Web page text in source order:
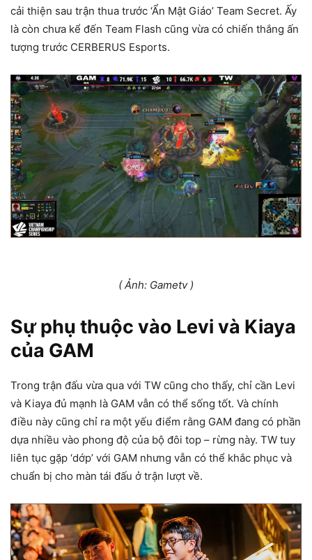
cải thiện sau trận thua trước ‘Ẩn Mật Giáo’ Team Secret. Ấy
là còn chưa kể đến Team Flash cũng vừa có chiến thắng ấn
tượng trước CERBERUS Esports.
( Ảnh: Gametv )
Sự phụ thuộc vào Levi và Kiaya
của GAM
Trong trận đấu vừa qua với TW cũng cho thấy, chỉ cần Levi
và Kiaya đủ mạnh là GAM vẫn có thể sống tốt. Và chính
điều này cũng chỉ ra một yếu điểm rằng GAM đang có phần
dựa nhiều vào phong độ của bộ đôi top – rừng này. TW tuy
liên tục gặp ‘dớp’ với GAM nhưng vẫn có thể khắc phục và
chuẩn bị cho màn tái đấu ở trận lượt về.